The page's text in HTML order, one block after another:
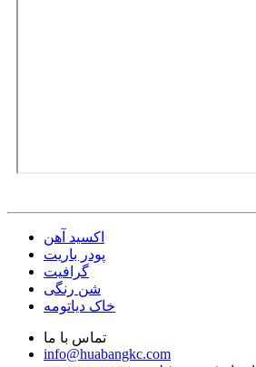
اکسید آهن
پودر باریت
گرافیت
شن رنگی
خاک دیاتومه
تماس با ما
info@huabangkc.com